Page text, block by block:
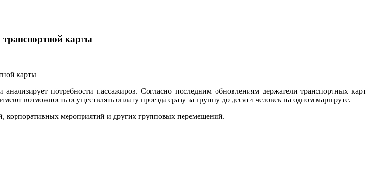
транспортной карты
потребности пассажиров. Согласно последним обновлениям держатели транспортных карт
возможность осуществлять оплату проезда сразу за группу до десяти человек на одном маршруте.
корпоративных мероприятий и других групповых перемещений.